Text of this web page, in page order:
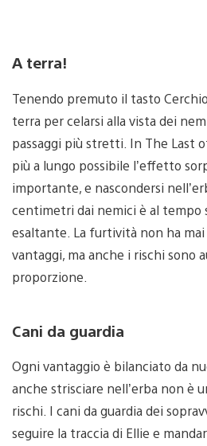
A terra!
Tenendo premuto il tasto
terra per celarsi alla vista dei
passaggi più stretti. In The Last
più a lungo possibile l’effetto
importante, e nascondersi
centimetri dai nemici è al tempo
esaltante. La furtività non ha
vantaggi, ma anche i rischi sono
proporzione.
Cani da guardia
Ogni vantaggio è bilanciato da
anche strisciare nell’erba non è
rischi. I cani da guardia dei
seguire la traccia di Ellie e